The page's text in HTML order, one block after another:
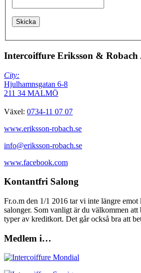
Intercoiffure Eriksson & Robach
City:
Hjulhamnsgatan 6-8
211 34 MALMÖ
Växel: 0734-11 07 07
www.eriksson-robach.se
info@eriksson-robach.se
www.facebook.com
Kontantfri Salong
Fr.o.m den 1/1 2016 tar vi inte längre emot
salonger. Som vanligt är du välkommen att
typer av kreditkort. Det går också bra att
Medlem i…